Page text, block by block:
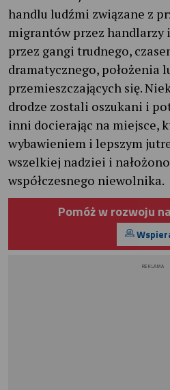
handlu ludźmi związane z
migrantów przez handlarzy
przez gangi trudnego,
dramatycznego, położenia
przemieszczających się.
drodze zostali oszukani i
inni docierając na miejsce,
wybawieniem i lepszym
wszelkiej nadziei i
współczesnego niewolnika.
Pomóż w rozwoju
REKLAMA